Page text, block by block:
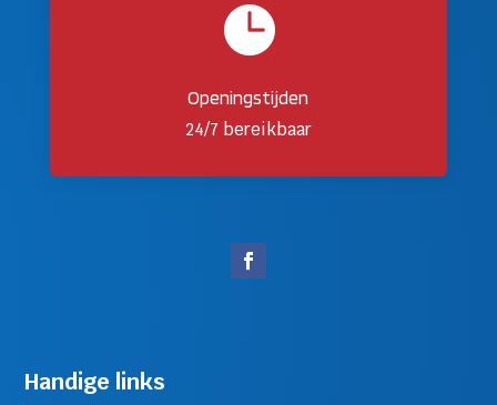

Openingstijden
24/7 bereikbaar
Handige links